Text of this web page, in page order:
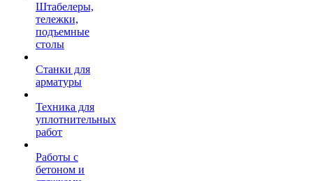
Штабелеры,
тележки,
подъемные
столы
Станки для
арматуры
Техника для
уплотнительных
работ
Работы с
бетоном и